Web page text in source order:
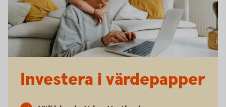
Investera i värdepapper